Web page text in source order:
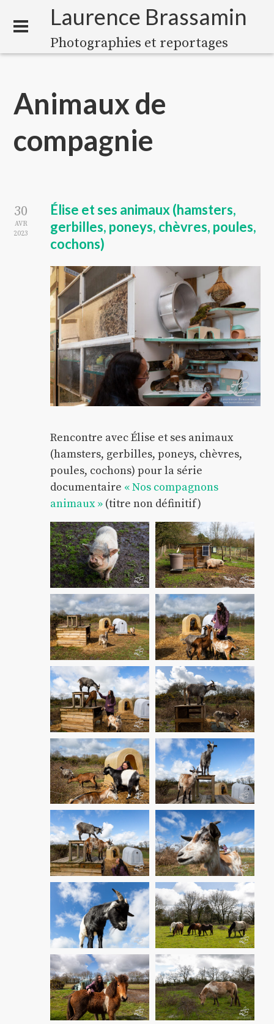
Laurence Brassamin
Photographies et reportages
Animaux de
compagnie
30
AVR
2023
Élise et ses animaux (hamsters,
gerbilles, poneys, chèvres, poules,
cochons)
Rencontre avec Élise et ses animaux
(hamsters, gerbilles, poneys, chèvres,
poules, cochons) pour la série
documentaire « Nos compagnons
animaux » (titre non définitif)